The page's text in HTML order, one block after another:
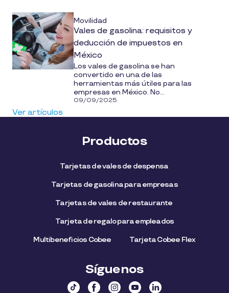
Movilidad
Vales de gasolina: requisitos y
deducción de impuestos en
México
Los vales de gasolina se han
convertido en una de las
herramientas más útiles para las
empresas en México. No...
09/09/2025
Ver artículos
Productos
Tarjetas de vales de despensa
Tarjetas de gasolina para empresas
Tarjetas de vales de restaurante
Tarjeta de regalo para empleados​
Multibeneficios Cobee Tarjeta Cobee Flex
Síguenos